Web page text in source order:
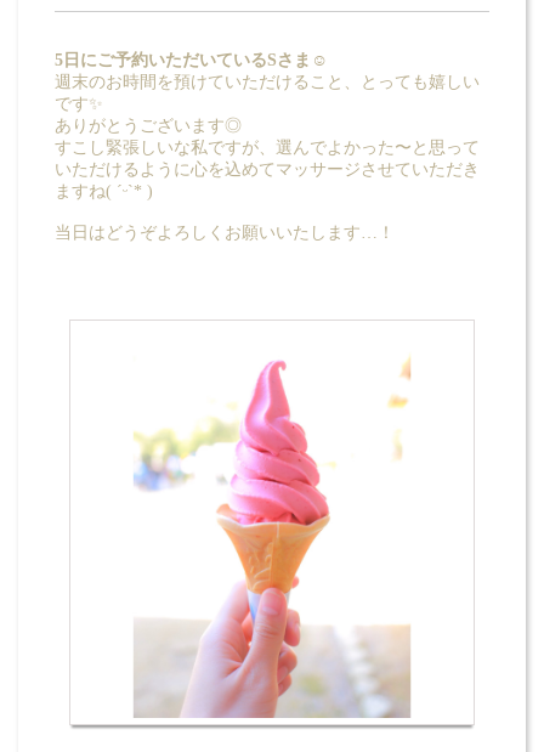
5日にご予約いただいているSさま☺︎
週末のお時間を預けていただけること、とっても嬉しい
です✨
ありがとうございます◎
すこし緊張しいな私ですが、選んでよかった〜と思って
いただけるように心を込めてマッサージさせていただき
ますね( ˊᵕˋ* )
当日はどうぞよろしくお願いいたします…！